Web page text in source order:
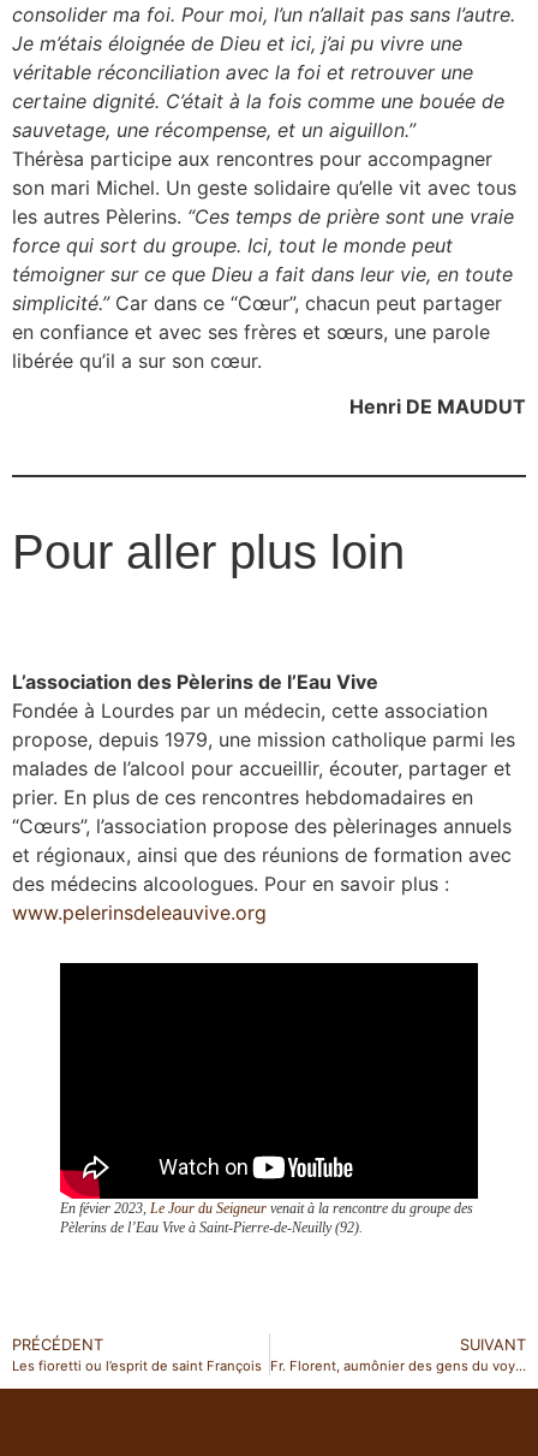
consolider ma foi. Pour moi, l’un n’allait pas sans l’autre.
Je m’étais éloignée de Dieu et ici, j’ai pu vivre une
véritable réconciliation avec la foi et retrouver une
certaine dignité. C’était à la fois comme une bouée de
sauvetage, une récompense, et un aiguillon.”
Thérèsa participe aux rencontres pour accompagner
son mari Michel. Un geste solidaire qu’elle vit avec tous
les autres Pèlerins. “Ces temps de prière sont une vraie
force qui sort du groupe. Ici, tout le monde peut
témoigner sur ce que Dieu a fait dans leur vie, en toute
simplicité.”Car dans ce “Cœur”, chacun peut partager
en confiance et avec ses frères et sœurs, une parole
libérée qu’il a sur son cœur.
Henri DE MAUDUT
Pour aller plus loin
L’association des Pèlerins de l’Eau Vive
Fondée à Lourdes par un médecin, cette association
propose, depuis 1979, une mission catholique parmi les
malades de l’alcool pour accueillir, écouter, partager et
prier. En plus de ces rencontres hebdomadaires en
“Cœurs”, l’association propose des pèlerinages annuels
et régionaux, ainsi que des réunions de formation avec
des médecins alcoologues. Pour en savoir plus :
www.pelerinsdeleauvive.org
En févier 2023, Le Jour du Seigneur venait à la rencontre du groupe des
Pèlerins de l’Eau Vive à Saint-Pierre-de-Neuilly (92).
PRÉCÉDENT
Les fioretti ou l’esprit de saint François
SUIVANT
Fr. Florent, aumônier des gens du voyage à Marseille